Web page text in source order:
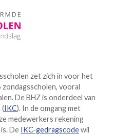
zet zich in voor het
vooral
De BHZ is onderdeel van
(IKC). In de omgang met
medewerkers rekening
De IKC-gedragscodewil